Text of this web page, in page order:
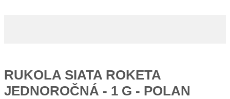
RUKOLA SIATA ROKETA
JEDNOROČNÁ - 1 G - POLAN